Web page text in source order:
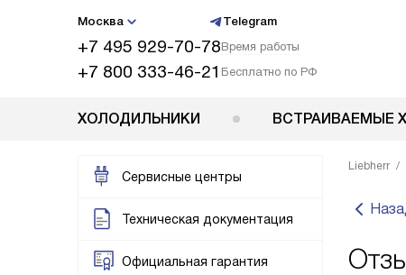
Москва Telegram
+7 495 929-70-78Время работы
+7 800 333-46-21 Бесплатно по РФ
ХОЛОДИЛЬНИКИ ВСТРАИВАЕМЫЕ
Сервисные центры
Техническая документация
Официальная гарантия
Liebherr